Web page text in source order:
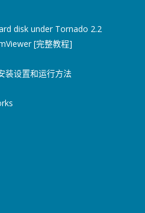
disk under Tornado 2.2
[完整教程]
装设置和运行方法